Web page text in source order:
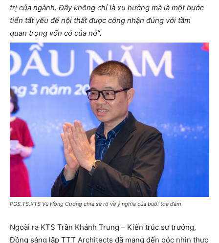
trị của ngành. Đây không chỉ là xu hướng mà là một bước
tiến tất yếu để nội thất được công nhận đúng với tầm
quan trọng vốn có của nó”.
PGS.TS.KTS Vũ Hồng Cương chia sẻ rõ về ý nghĩa của buổi toạ đàm
Ngoài ra KTS Trần Khánh Trung – Kiến trúc sư trưởng,
Đồng sáng lập TTT Architects đã mang đến góc nhìn thực